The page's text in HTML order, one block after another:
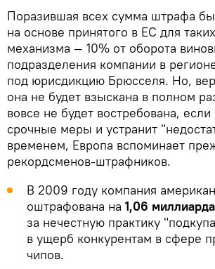
Поразившая всех сумма штрафа
на основе принятого в ЕС для
механизма — 10% от оборота
подразделения компании в
под юрисдикцию Брюсселя. Но,
она не будет взыскана в полном
вовсе не будет востребована,
срочные меры и устранит
временем, Европа вспоминает
рекордсменов-штрафников.
В 2009 году компания
оштрафована на 1,06
за нечестную практику
в ущерб конкурентам в сфере
чипов.